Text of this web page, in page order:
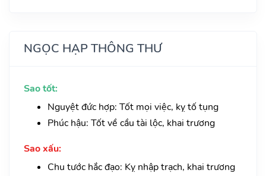
NGỌC HẠP THÔNG THƯ
Sao tốt:
Nguyệt đức hợp: Tốt mọi việc, kỵ tố tụng
Phúc hậu: Tốt về cầu tài lộc, khai trương
Sao xấu:
Chu tước hắc đạo: Kỵ nhập trạch, khai trương